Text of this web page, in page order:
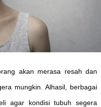
akan merasa resah dan
mungkin. Alhasil, berbagai
agar kondisi tubuh segera